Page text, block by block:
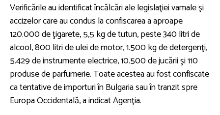
Verificările au identificat încălcări ale legislaţiei vamale şi
accizelor care au condus la confiscarea a aproape
120.000 de ţigarete, 5,5 kg de tutun, peste 340 litri de
alcool, 800 litri de ulei de motor, 1.500 kg de detergenţi,
5.429 de instrumente electrice, 10.500 de jucării şi 110
produse de parfumerie. Toate acestea au fost confiscate
ca tentative de importuri în Bulgaria sau în tranzit spre
Europa Occidentală, a indicat Agenţia.